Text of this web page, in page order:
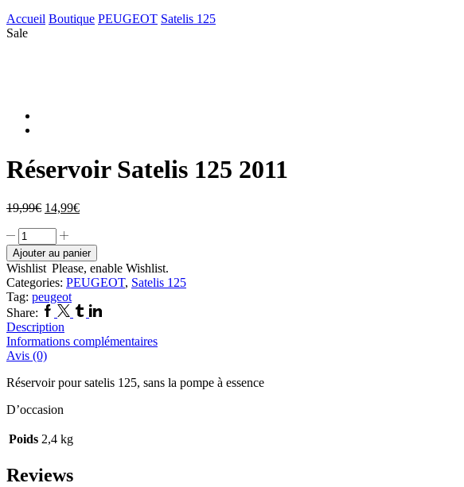
Accueil Boutique PEUGEOT Satelis 125
Sale
Réservoir Satelis 125 2011
19,99€ 14,99€
Ajouter au panier
Wishlist Please, enable Wishlist.
Categories: PEUGEOT, Satelis 125
Tag: peugeot
Share:
Description
Informations complémentaires
Avis (0)
Réservoir pour satelis 125, sans la pompe à essence
D’occasion
Poids 2,4 kg
Reviews